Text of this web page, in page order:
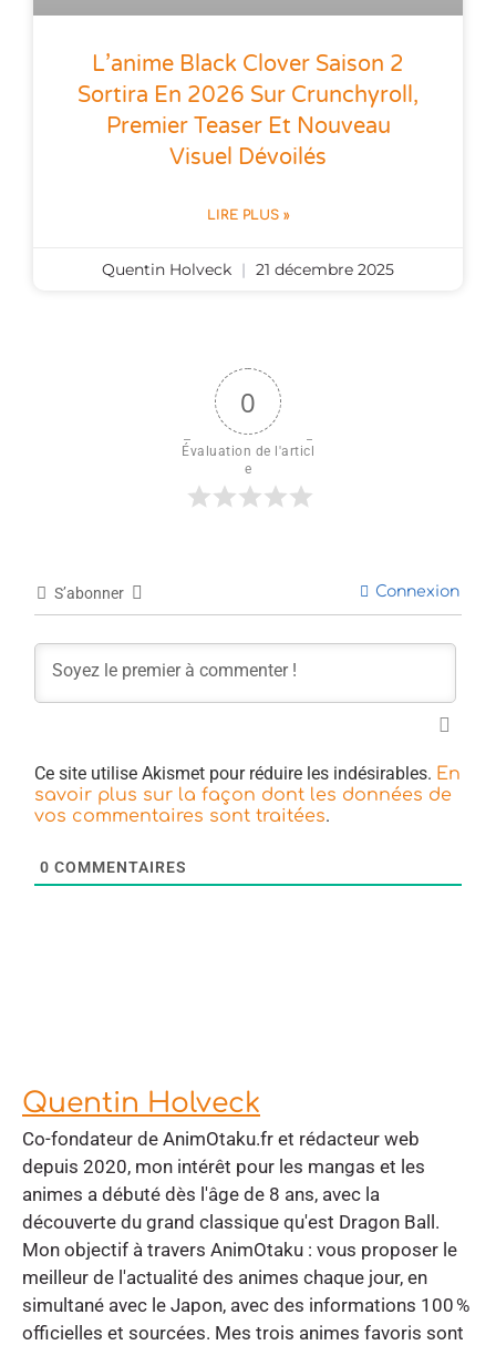
L’anime Black Clover Saison 2
Sortira En 2026 Sur Crunchyroll,
Premier Teaser Et Nouveau
Visuel Dévoilés
LIRE PLUS »
Quentin Holveck 21 décembre 2025
0
Évaluation de l'articl
e
S’abonner Connexion
Ce site utilise Akismet pour réduire les indésirables. En
savoir plus sur la façon dont les données de
vos commentaires sont traitées.
0 COMMENTAIRES
Quentin Holveck
Co-fondateur de AnimOtaku.fr et rédacteur web
depuis 2020, mon intérêt pour les mangas et les
animes a débuté dès l'âge de 8 ans, avec la
découverte du grand classique qu'est Dragon Ball.
Mon objectif à travers AnimOtaku : vous proposer le
meilleur de l'actualité des animes chaque jour, en
simultané avec le Japon, avec des informations 100 %
officielles et sourcées. Mes trois animes favoris sont